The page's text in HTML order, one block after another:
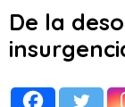
De la